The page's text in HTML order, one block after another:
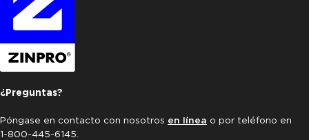
¿Preguntas?
Póngase en contacto con nosotros en línea o por teléfono en
1-800-445-6145.